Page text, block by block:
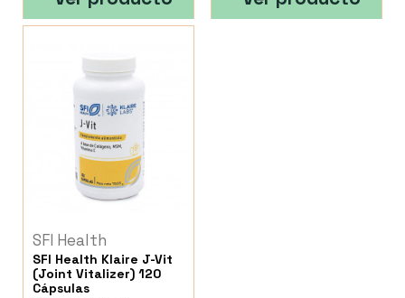
SFI Health
SFI Health Klaire J-Vit
(Joint Vitalizer) 120
Cápsulas